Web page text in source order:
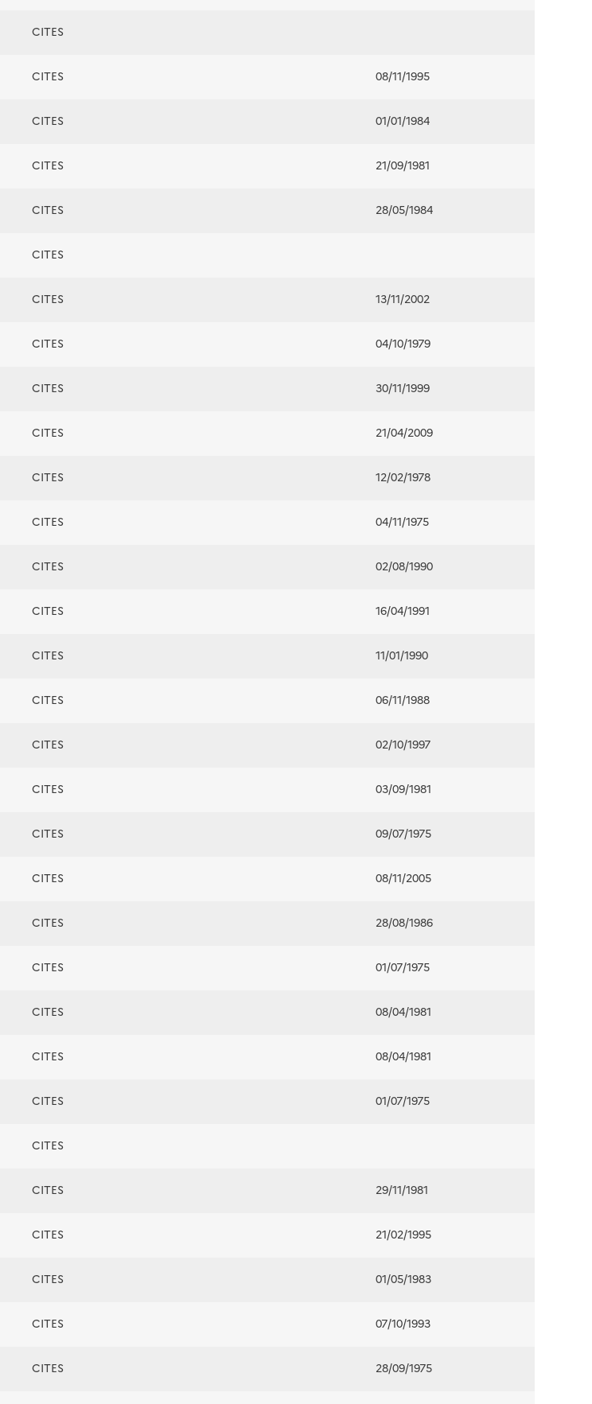
CITES
CITES 08/11/1995
CITES 01/01/1984
CITES 21/09/1981
CITES 28/05/1984
CITES
CITES 13/11/2002
CITES 04/10/1979
CITES 30/11/1999
CITES 21/04/2009
CITES 12/02/1978
CITES 04/11/1975
CITES 02/08/1990
CITES 16/04/1991
CITES 11/01/1990
CITES 06/11/1988
CITES 02/10/1997
CITES 03/09/1981
CITES 09/07/1975
CITES 08/11/2005
CITES 28/08/1986
CITES 01/07/1975
CITES 08/04/1981
CITES 08/04/1981
CITES 01/07/1975
CITES
CITES 29/11/1981
CITES 21/02/1995
CITES 01/05/1983
CITES 07/10/1993
CITES 28/09/1975